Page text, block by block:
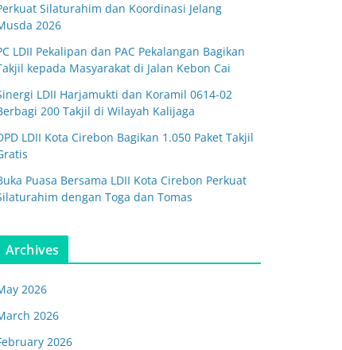
Silaturahim dan Koordinasi Jelang
2026
LDII Pekalipan dan PAC Pekalangan Bagikan
kepada Masyarakat di Jalan Kebon Cai
LDII Harjamukti dan Koramil 0614-02
200 Takjil di Wilayah Kalijaga
LDII Kota Cirebon Bagikan 1.050 Paket Takjil
Puasa Bersama LDII Kota Cirebon Perkuat
dengan Toga dan Tomas
Archives
2026
2026
2026